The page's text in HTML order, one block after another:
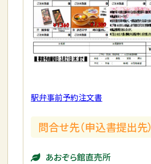
駅弁事前予約注文書
問合せ先（申込書提出先）
あおぞら館直売所